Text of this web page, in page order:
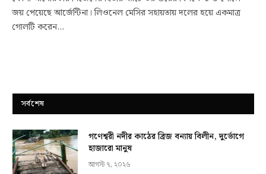
জয় পেয়েছে আর্জেন্টিনা। লিওনেল মেসির সহায়তায় দলের হয়ে একমাত্র
গোলটি করেন…
সর্বশেষ
গণেশ্বরী নদীর কাঠের ব্রিজ বন্যায় বিলীন, দুর্ভোগে
হাজারো মানুষ
আগস্ট ৭, ২০২৬